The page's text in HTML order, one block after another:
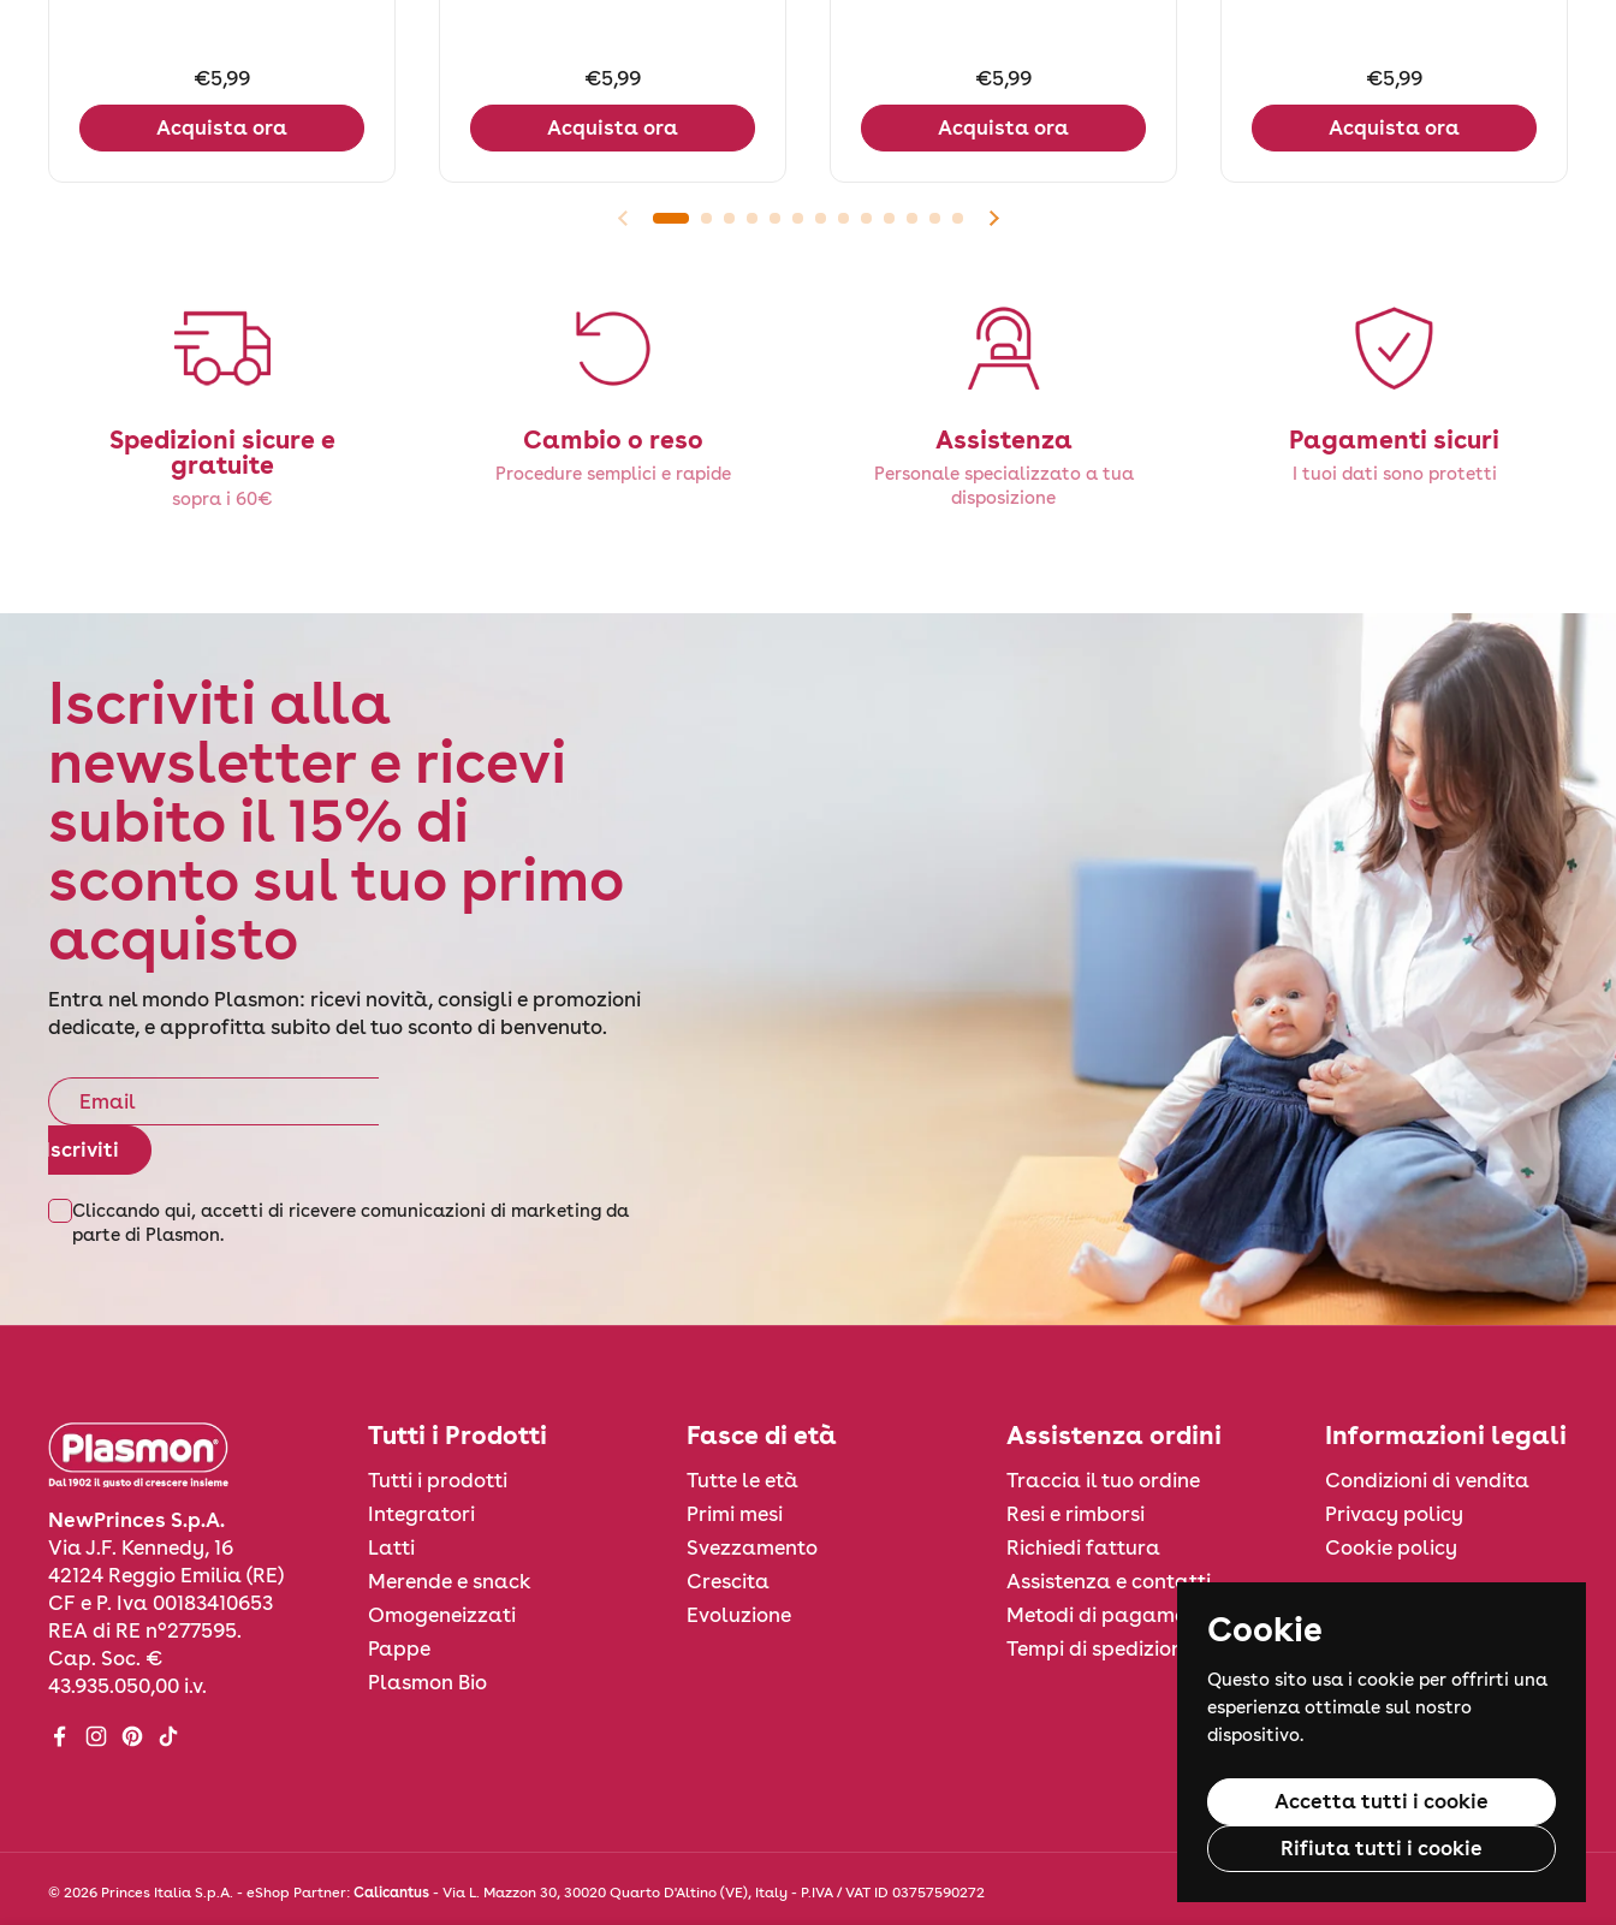
Prezzo:
€5,99
Acquista ora
Prezzo:
€5,99
Acquista ora
Prezzo:
€5,99
Acquista ora
Prezzo:
€5,99
Acquista ora
Diapositiva precedente Diapositiva successiva
Spedizioni sicure e
gratuite
sopra i 60€
Cambio o reso
Procedure semplici e rapide
Assistenza
Personale specializzato a tua
disposizione
Pagamenti sicuri
I tuoi dati sono protetti
Iscriviti alla
newsletter e ricevi
subito il 15% di
sconto sul tuo primo
acquisto
Entra nel mondo Plasmon: ricevi novità, consigli e promozioni
dedicate, e approfitta subito del tuo sconto di benvenuto.
Iscriviti
Cliccando qui, accetti di ricevere comunicazioni di marketing da
parte di Plasmon.
NewPrinces S.p.A.
Via J.F. Kennedy, 16
42124 Reggio Emilia (RE)
CF e P. Iva 00183410653
REA di RE n°277595.
Cap. Soc. €
43.935.050,00 i.v.
Facebook
Instagram
Pinterest
TikTok
Tutti i Prodotti
Tutti i prodotti
Integratori
Latti
Merende e snack
Omogeneizzati
Pappe
Plasmon Bio
Fasce di età
Tutte le età
Primi mesi
Svezzamento
Crescita
Evoluzione
Assistenza ordini
Traccia il tuo ordine
Resi e rimborsi
Richiedi fattura
Assistenza e contatti
Metodi di pagamento
Tempi di spedizione
Informazioni legali
Condizioni di vendita
Privacy policy
Cookie policy
© 2026 Princes Italia S.p.A. - eShop Partner: Calicantus - Via L. Mazzon 30, 30020 Quarto D'Altino (VE), Italy - P.IVA / VAT ID 03757590272
Cookie
Questo sito usa i cookie per offrirti una
esperienza ottimale sul nostro
dispositivo.
Accetta tutti i cookie
Rifiuta tutti i cookie